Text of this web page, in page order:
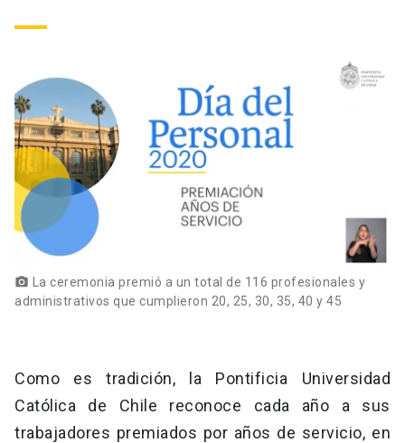
Documentos FCB
FCB en el Territorio
Redes Internacionales
Centro de Estudiantes
photo_camera La ceremonia premió a un total de 116 profesionales y
administrativos que cumplieron 20, 25, 30, 35, 40 y 45
Como es tradición, la Pontificia Universidad
Católica de Chile reconoce cada año a sus
trabajadores premiados por años de servicio, en